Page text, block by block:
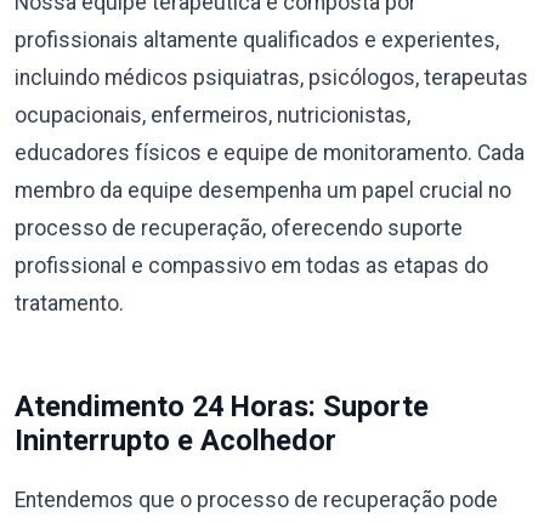
profissionais altamente qualificados e experientes,
incluindo médicos psiquiatras, psicólogos, terapeutas
ocupacionais, enfermeiros, nutricionistas,
educadores físicos e equipe de monitoramento. Cada
membro da equipe desempenha um papel crucial no
processo de recuperação, oferecendo suporte
profissional e compassivo em todas as etapas do
tratamento.
Atendimento 24 Horas: Suporte
Ininterrupto e Acolhedor
Entendemos que o processo de recuperação pode